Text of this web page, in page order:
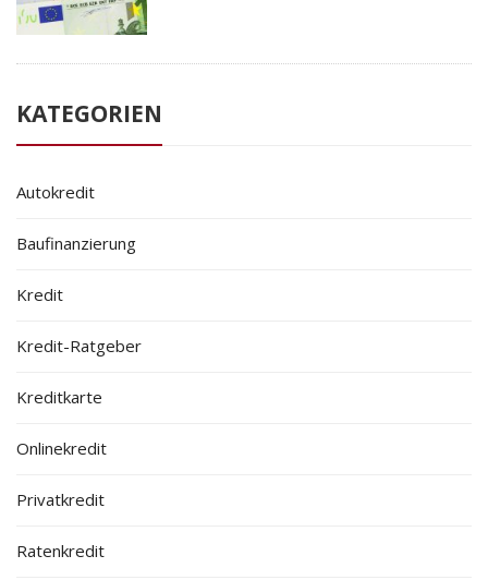
KATEGORIEN
Autokredit
Baufinanzierung
Kredit
Kredit-Ratgeber
Kreditkarte
Onlinekredit
Privatkredit
Ratenkredit